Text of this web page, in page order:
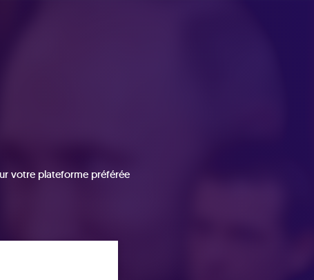
votre plateforme préférée